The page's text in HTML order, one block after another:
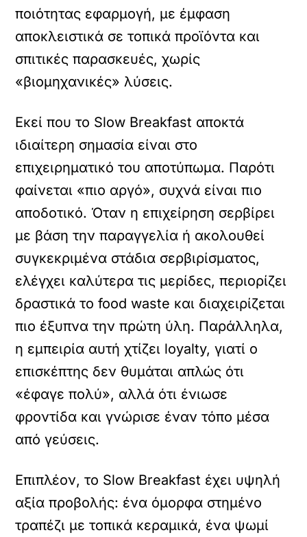
ποιότητας εφαρμογή, με έμφαση
αποκλειστικά σε τοπικά προϊόντα και
σπιτικές παρασκευές, χωρίς
«βιομηχανικές» λύσεις.
Εκεί που το Slow Breakfast αποκτά
ιδιαίτερη σημασία είναι στο
επιχειρηματικό του αποτύπωμα. Παρότι
φαίνεται «πιο αργό», συχνά είναι πιο
αποδοτικό. Όταν η επιχείρηση σερβίρει
με βάση την παραγγελία ή ακολουθεί
συγκεκριμένα στάδια σερβιρίσματος,
ελέγχει καλύτερα τις μερίδες, περιορίζει
δραστικά το food waste και διαχειρίζεται
πιο έξυπνα την πρώτη ύλη. Παράλληλα,
η εμπειρία αυτή χτίζει loyalty, γιατί ο
επισκέπτης δεν θυμάται απλώς ότι
«έφαγε πολύ», αλλά ότι ένιωσε
φροντίδα και γνώρισε έναν τόπο μέσα
από γεύσεις.
Επιπλέον, το Slow Breakfast έχει υψηλή
αξία προβολής: ένα όμορφα στημένο
τραπέζι με τοπικά κεραμικά, ένα ψωμί